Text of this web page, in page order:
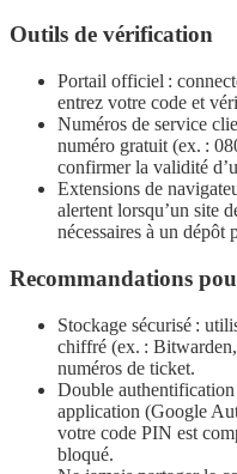
Outils de vérification
Portail officiel :
entrez votre code et
Numéros de service
numéro gratuit (ex. :
confirmer la validité
Extensions de
alertent lorsqu’un site
nécessaires à un dépôt
Recommandations
Stockage sécurisé :
chiffré (ex. :
numéros de ticket.
Double
application (Google
votre code PIN est
bloqué.